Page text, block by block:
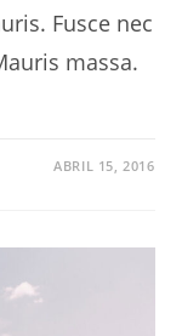
Fusce nec
massa.
ABRIL 15, 2016